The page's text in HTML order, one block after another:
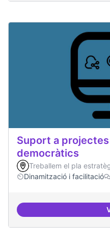
Suport a
democràtics
Treballem el pla
Dinamització i facilitació